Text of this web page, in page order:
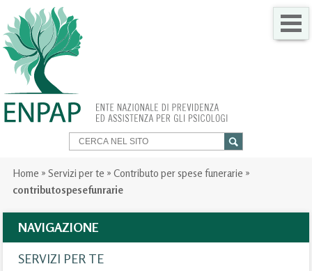
SERVIZI PER TE
TRASPARENZA
Home » Servizi per te » Contributo per spese funerarie »
contributospesefunrarie
NAVIGAZIONE
SERVIZI PER TE